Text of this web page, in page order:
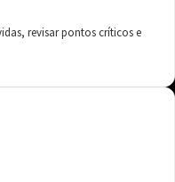
revisar pontos críticos e